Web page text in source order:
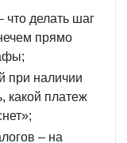
что делать шаг
прямо
при наличии
какой платеж
– на